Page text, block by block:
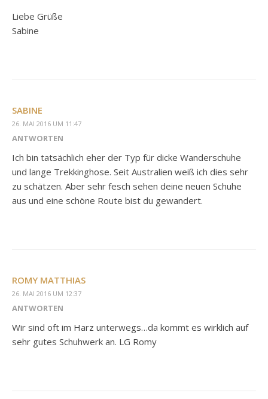
Liebe Grüße
Sabine
SABINE
26. MAI 2016 UM 11:47
ANTWORTEN
Ich bin tatsächlich eher der Typ für dicke Wanderschuhe
und lange Trekkinghose. Seit Australien weiß ich dies sehr
zu schätzen. Aber sehr fesch sehen deine neuen Schuhe
aus und eine schöne Route bist du gewandert.
ROMY MATTHIAS
26. MAI 2016 UM 12:37
ANTWORTEN
Wir sind oft im Harz unterwegs…da kommt es wirklich auf
sehr gutes Schuhwerk an. LG Romy